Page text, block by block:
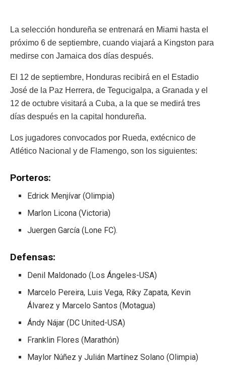
La selección hondureña se entrenará en Miami hasta el
próximo 6 de septiembre, cuando viajará a Kingston para
medirse con Jamaica dos días después.
El 12 de septiembre, Honduras recibirá en el Estadio
José de la Paz Herrera, de Tegucigalpa, a Granada y el
12 de octubre visitará a Cuba, a la que se medirá tres
días después en la capital hondureña.
Los jugadores convocados por Rueda, extécnico de
Atlético Nacional y de Flamengo, son los siguientes:
Porteros:
Edrick Menjívar (Olimpia)
Marlon Licona (Victoria)
Juergen García (Lone FC).
Defensas:
Denil Maldonado (Los Ángeles-USA)
Marcelo Pereira, Luis Vega, Riky Zapata, Kevin
Álvarez y Marcelo Santos (Motagua)
Ándy Nájar (DC United-USA)
Franklin Flores (Marathón)
Maylor Núñez y Julián Martínez Solano (Olimpia)